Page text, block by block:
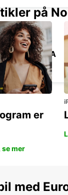
EKLANDA
på
er
mer
med